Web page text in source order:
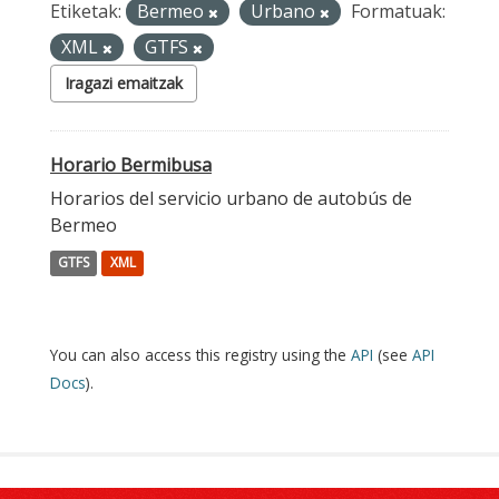
Etiketak: Bermeo Urbano
Formatuak:
XML
GTFS
Iragazi emaitzak
Horario Bermibusa
Horarios del servicio urbano de autobús de
Bermeo
GTFS XML
You can also access this registry using the API (see API
Docs).